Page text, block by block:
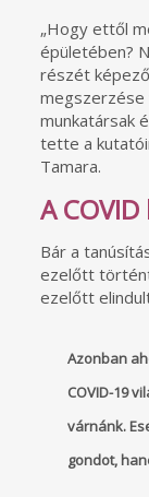
„Hogy ettől
épületében?
részét
megszerzése
munkatársak
tette a
Tamara.
A
Bár a
ezelőtt
ezelőtt
Azonban
COVID-19
várnánk.
gondot,